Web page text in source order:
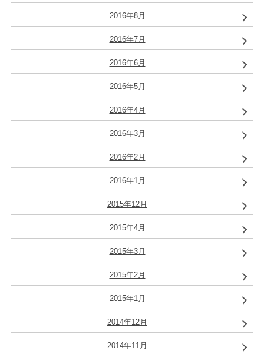
2016年8月
2016年7月
2016年6月
2016年5月
2016年4月
2016年3月
2016年2月
2016年1月
2015年12月
2015年4月
2015年3月
2015年2月
2015年1月
2014年12月
2014年11月